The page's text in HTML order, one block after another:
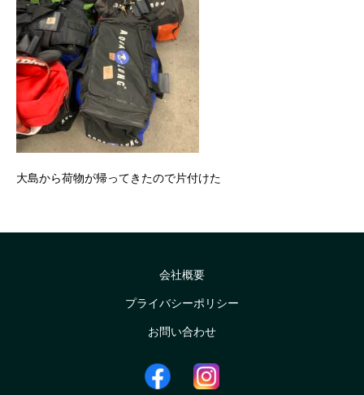
大島から荷物が帰ってきたので片付けた
会社概要
プライバシーポリシー
お問い合わせ